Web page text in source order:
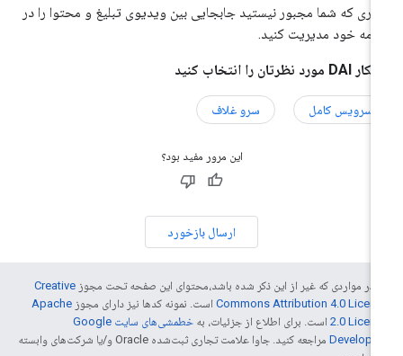
که شما مجبور نیستید جابجایی بین ویدیوی تبلیغ و محتوا را در
خود مدیریت کنید.
سرویس کامل سرو غلاف
این مرور مفید بود؟
ارسال بازخورد
در مواردی که غیر از این ذکر شده باشد،‌محتوای این صفحه تحت مجوزCreative
Commons Attribution 4.0است. نمونه کدها نیز دارای مجوزApache
2.0است. برای اطلاع از جزئیات، به
خطمشی‌های سایت Google
مراجعه کنید. جاوا علامت تجاری ثبت‌شده Oracle و/یا شرکت‌های وابسته